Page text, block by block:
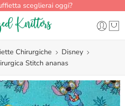
sceglierai oggi?
Chirurgiche
Disney
Stitch ananas